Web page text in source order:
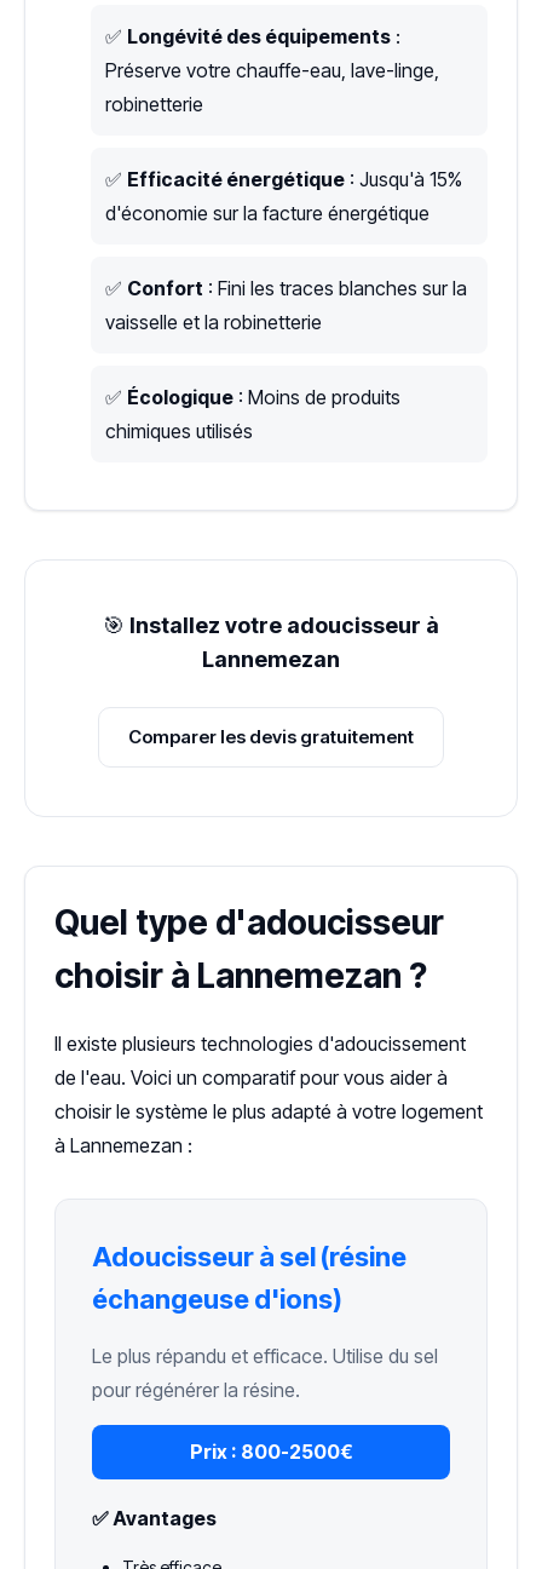
✅ Longévité des équipements :
Préserve votre chauffe-eau, lave-linge,
robinetterie
✅ Efficacité énergétique : Jusqu'à 15%
d'économie sur la facture énergétique
✅ Confort : Fini les traces blanches sur la
vaisselle et la robinetterie
✅ Écologique : Moins de produits
chimiques utilisés
🎯 Installez votre adoucisseur à
Lannemezan
Comparer les devis gratuitement
Quel type d'adoucisseur
choisir à Lannemezan ?
Il existe plusieurs technologies d'adoucissement
de l'eau. Voici un comparatif pour vous aider à
choisir le système le plus adapté à votre logement
à Lannemezan :
Adoucisseur à sel (résine
échangeuse d'ions)
Le plus répandu et efficace. Utilise du sel
pour régénérer la résine.
Prix : 800-2500€
✅ Avantages